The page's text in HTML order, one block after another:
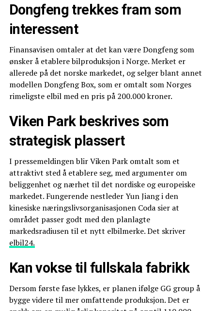
Dongfeng trekkes fram som
interessent
Finansavisen omtaler at det kan være Dongfeng som
ønsker å etablere bilproduksjon i Norge. Merket er
allerede på det norske markedet, og selger blant annet
modellen Dongfeng Box, som er omtalt som Norges
rimeligste elbil med en pris på 200.000 kroner.
Viken Park beskrives som
strategisk plassert
I pressemeldingen blir Viken Park omtalt som et
attraktivt sted å etablere seg, med argumenter om
beliggenhet og nærhet til det nordiske og europeiske
markedet. Fungerende nestleder Yun Jiang i den
kinesiske næringslivsorganisasjonen Coda sier at
området passer godt med den planlagte
markedsradiusen til et nytt elbilmerke. Det skriver
elbil24.
Kan vokse til fullskala fabrikk
Dersom første fase lykkes, er planen ifølge GG group å
bygge videre til mer omfattende produksjon. Det er